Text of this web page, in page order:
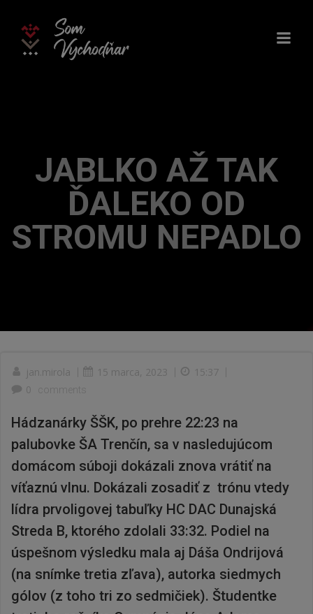
JABLKO AŽ TAK
ĎALEKO OD
STROMU NEPADLO
jan.mirola | 15 marca, 2023 | 15:37 |
0
comments
Hádzanárky ŠŠK, po prehre 22:23 na
palubovke ŠA Trenčín, sa v nasledujúcom
domácom súboji dokázali znova vrátiť na
víťaznú vlnu. Dokázali zosadiť z trónu vtedy
lídra prvoligovej tabuľky HC DAC Dunajská
Streda B, ktorého zdolali 33:32. Podiel na
úspešnom výsledku mala aj Dáša Ondrijová
(na snímke tretia zľava), autorka siedmych
gólov (z toho tri zo sedmičiek). Študentke